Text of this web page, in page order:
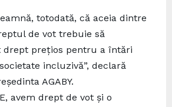
totodată, că aceia dintre
de vot trebuie să
drept prețios pentru a întări
incluzivă”, declară
AGABY.
avem drept de vot și o